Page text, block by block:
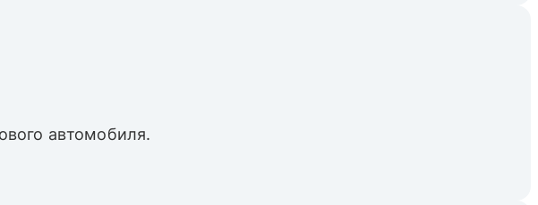
автомобиля.